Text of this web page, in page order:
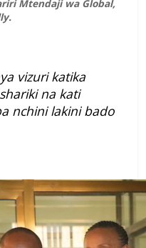
Mtendaji wa Global,
vizuri katika
na kati
nchini lakini bado